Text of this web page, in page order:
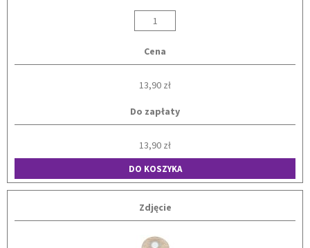
Cena
13,90 zł
Do zapłaty
13,90 zł
DO KOSZYKA
Zdjęcie